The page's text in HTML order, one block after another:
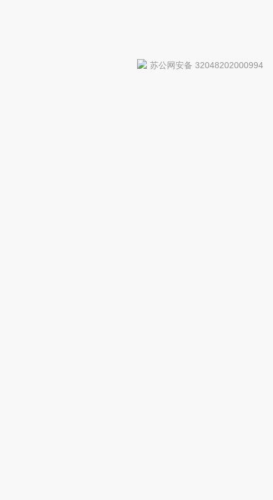
苏公网安备 32048202000994